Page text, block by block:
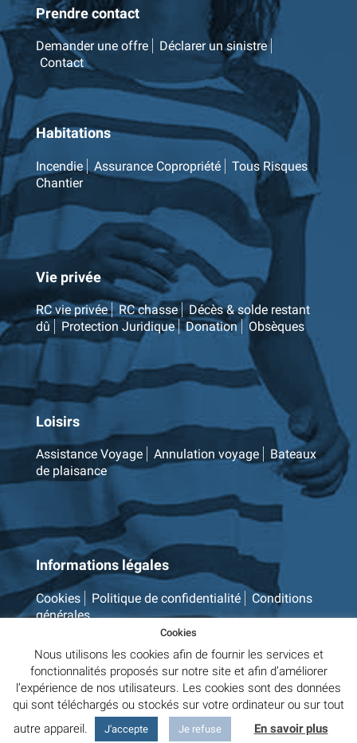
Prendre contact
Demander une offre
Déclarer un sinistre
Contact
Habitations
Incendie Assurance Copropriété
Tous Risques
Chantier
Vie privée
RC vie privée RC chasse
Décès & solde restant
dû
Protection Juridique Donation Obsèques
Loisirs
Assistance Voyage Annulation voyage
Bateaux
de plaisance
Informations légales
Cookies Politique de confidentialité
Conditions
générales
Cookies
Nous utilisons les cookies afin de fournir les services et
fonctionnalités proposés sur notre site et afin d’améliorer
l’expérience de nos utilisateurs. Les cookies sont des données
qui sont téléchargés ou stockés sur votre ordinateur ou sur tout
autre appareil.
J'accepte Je refuse En savoir plus